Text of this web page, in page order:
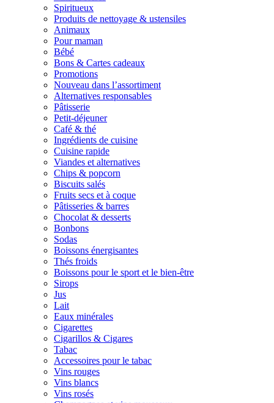
Spiritueux
Produits de nettoyage & ustensiles
Animaux
Pour maman
Bébé
Bons & Cartes cadeaux
Promotions
Nouveau dans l’assortiment
Alternatives responsables
Pâtisserie
Petit-déjeuner
Café & thé
Ingrédients de cuisine
Cuisine rapide
Viandes et alternatives
Chips & popcorn
Biscuits salés
Fruits secs et à coque
Pâtisseries & barres
Chocolat & desserts
Bonbons
Sodas
Boissons énergisantes
Thés froids
Boissons pour le sport et le bien-être
Sirops
Jus
Lait
Eaux minérales
Cigarettes
Cigarillos & Cigares
Tabac
Accessoires pour le tabac
Vins rouges
Vins blancs
Vins rosés